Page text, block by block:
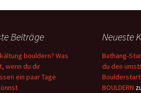
Beiträge
bouldern? Was
wenn du dir
ein paar Tage
Neueste
Bathang-
du den
Boulderstart
BOULDERN